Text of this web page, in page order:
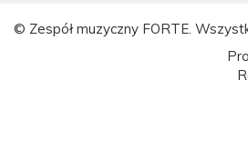
© Zespół muzyczny FORTE.